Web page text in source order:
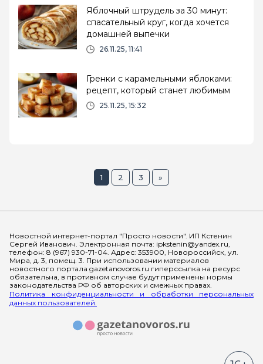
Яблочный штрудель за 30 минут:
спасательный круг, когда хочется
домашней выпечки
26.11.25, 11:41
Гренки с карамельными яблоками:
рецепт, который станет любимым
25.11.25, 15:32
1 2 3 »
Новостной интернет-портал "Просто новости". ИП Кстенин
Сергей Иванович. Электронная почта: ipkstenin@yandex.ru,
телефон: 8 (967) 930-71-04. Адрес: 353900, Новороссийск, ул.
Мира, д. 3, помещ. 3. При использовании материалов
новостного портала gazetanovoros.ru гиперссылка на ресурс
обязательна, в противном случае будут применены нормы
законодательства РФ об авторских и смежных правах.
Политика конфиденциальности и обработки персональных
данных пользователей.